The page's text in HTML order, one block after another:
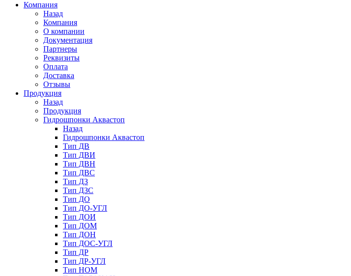
Компания
Назад
Компания
О компании
Документация
Партнеры
Реквизиты
Оплата
Доставка
Отзывы
Продукция
Назад
Продукция
Гидрошпонки Аквастоп
Назад
Гидрошпонки Аквастоп
Тип ДВ
Тип ДВИ
Тип ДВН
Тип ДВС
Тип ДЗ
Тип ДЗС
Тип ДО
Тип ДО-УГЛ
Тип ДОИ
Тип ДОМ
Тип ДОН
Тип ДОС-УГЛ
Тип ДР
Тип ДР-УГЛ
Тип НОМ